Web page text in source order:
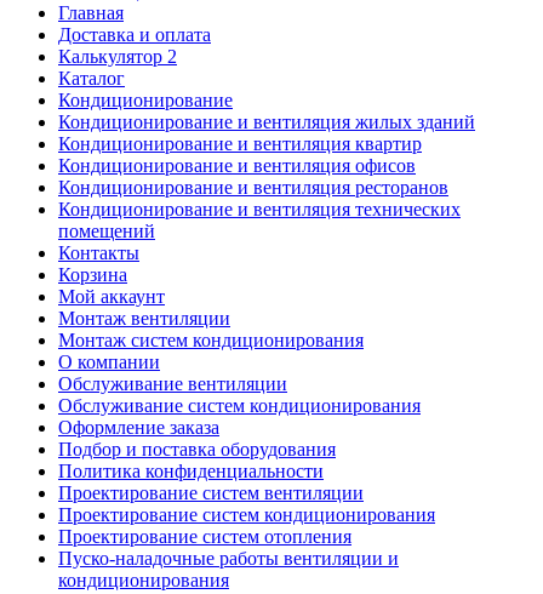
Главная
Доставка и оплата
Калькулятор 2
Каталог
Кондиционирование
Кондиционирование и вентиляция жилых зданий
Кондиционирование и вентиляция квартир
Кондиционирование и вентиляция офисов
Кондиционирование и вентиляция ресторанов
Кондиционирование и вентиляция технических
помещений
Контакты
Корзина
Мой аккаунт
Монтаж вентиляции
Монтаж систем кондиционирования
О компании
Обслуживание вентиляции
Обслуживание систем кондиционирования
Оформление заказа
Подбор и поставка оборудования
Политика конфиденциальности
Проектирование систем вентиляции
Проектирование систем кондиционирования
Проектирование систем отопления
Пуско-наладочные работы вентиляции и
кондиционирования